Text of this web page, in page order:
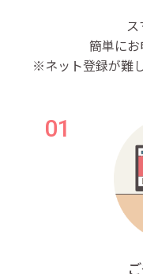
ス
簡単にお
※ネット登録が難